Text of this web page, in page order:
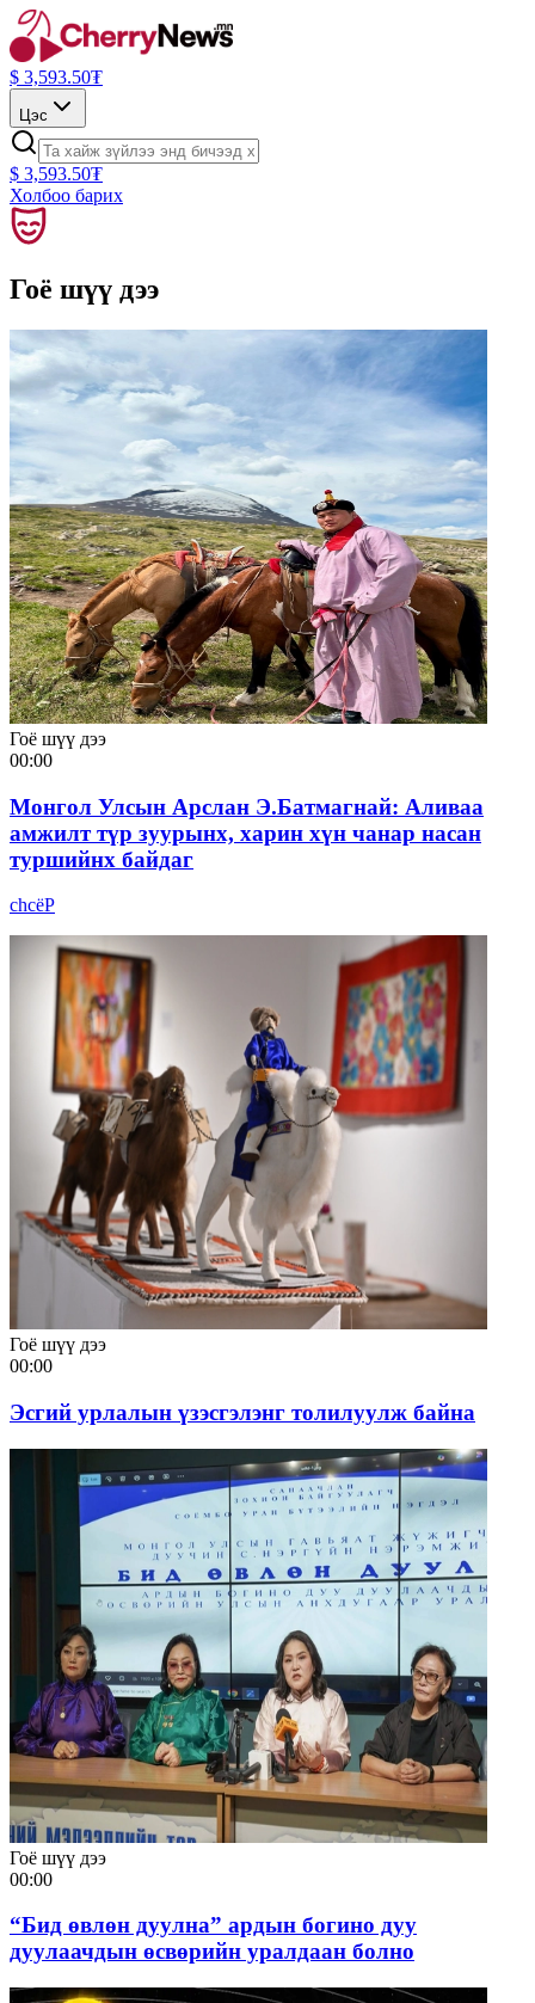
$ 3,593.50₮
Цэс
$ 3,593.50₮
Холбоо барих
Гоё шүү дээ
Гоё шүү дээ
00:00
Монгол Улсын Арслан Э.Батмагнай: Аливаа
амжилт түр зуурынх, харин хүн чанар насан
туршийнх байдаг
chcёР
Гоё шүү дээ
00:00
Эсгий урлалын үзэсгэлэнг толилуулж байна
Гоё шүү дээ
00:00
“Бид өвлөн дуулна” ардын богино дуу
дуулаачдын өсвөрийн уралдаан болно